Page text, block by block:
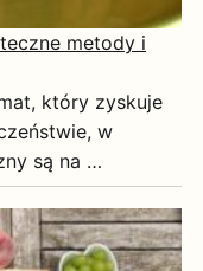
metody i
który zyskuje
w
są na …